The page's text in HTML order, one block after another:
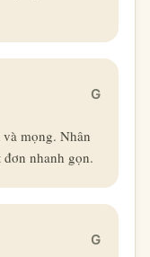
G
mọng. Nhân
nhanh gọn.
G